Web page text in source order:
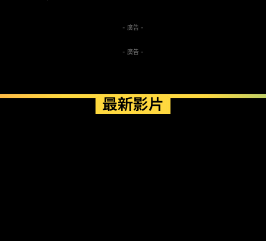
- 廣告 -
- 廣告 -
最新影片